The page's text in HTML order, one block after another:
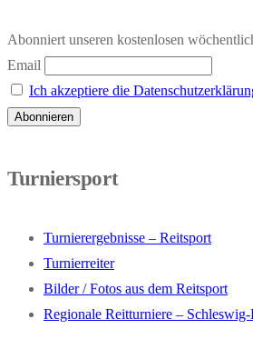
Abonniert unseren kostenlosen
Email
Ich akzeptiere die
Turniersport
Turnierergebnisse – Reitsport
Turnierreiter
Bilder / Fotos aus dem Reitsport
Regionale Reitturniere –